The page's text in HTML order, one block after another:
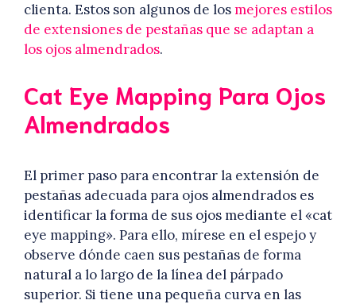
clienta. Estos son algunos de losmejores estilos
de extensiones de pestañas que se adaptan a
los ojos almendrados.
Cat Eye Mapping Para Ojos
Almendrados
El primer paso para encontrar la extensión de
pestañas adecuada para ojos almendrados es
identificar la forma de sus ojos mediante el «cat
eye mapping». Para ello, mírese en el espejo y
observe dónde caen sus pestañas de forma
natural a lo largo de la línea del párpado
superior. Si tiene una pequeña curva en las